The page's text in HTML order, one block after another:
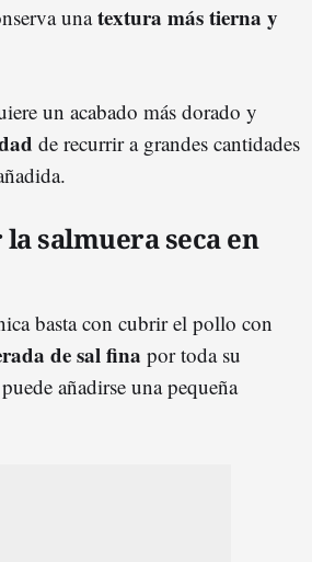
unatextura más tierna y
un acabado más dorado y
de recurrir a grandes cantidades
salmuera seca en
basta con cubrir el pollo con
de sal fina por toda su
añadirse una pequeña